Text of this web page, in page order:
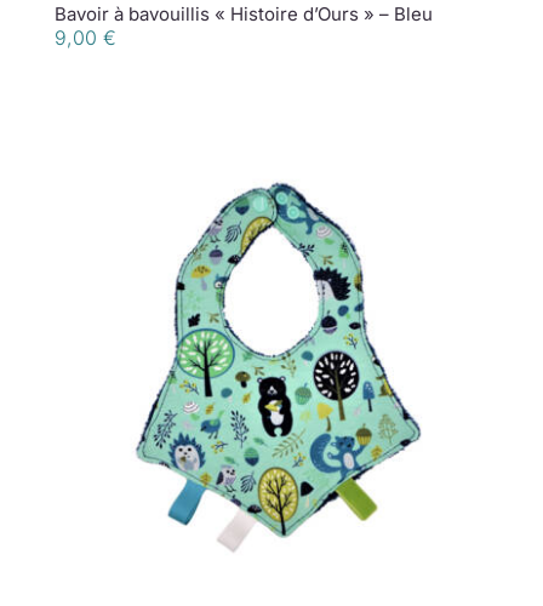
Bavoir à bavouillis « Histoire d’Ours » – Bleu
9,00 €